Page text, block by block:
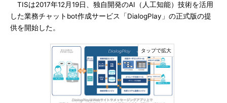
TISは2017年12月19日、独自開発のAI（人工知能）技術を活用
した業務チャットbot作成サービス「DialogPlay」の正式版の提
供を開始した。